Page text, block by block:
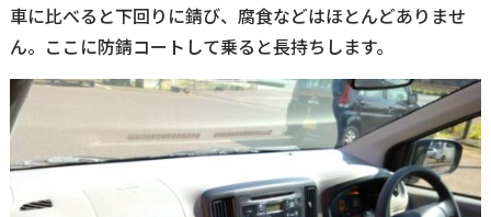
車に比べると下回りに錆び、腐食などはほとんどありませ
ん。ここに防錆コートして乗ると長持ちします。